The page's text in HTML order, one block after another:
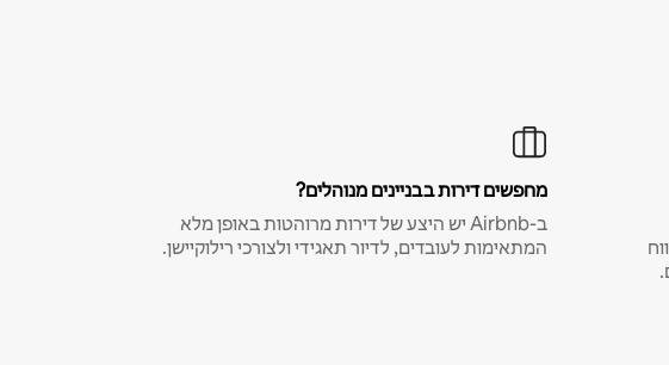
מחפשים דירות בבניינים מנוהלים?
ב-Airbnb יש היצע של דירות מרוהטות באופן מלא
המתאימות לעובדים, לדיור תאגידי ולצורכי רילוקיישן.